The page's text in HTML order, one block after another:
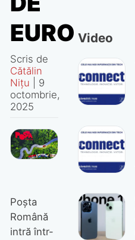
EURO
Scris de
Cătălin
Nițu
9
octombrie,
2025
Poșta
Română
intră într-
Video